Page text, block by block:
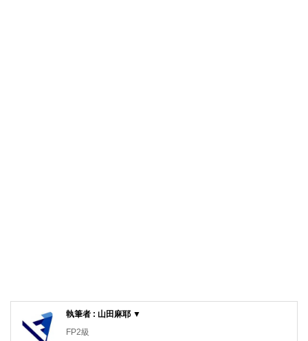
執筆者 : 山田麻耶 ▼
FP2級